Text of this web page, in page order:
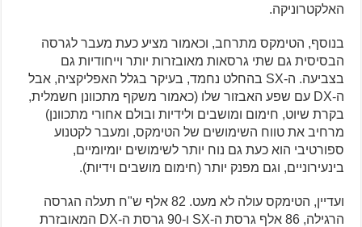
האלקטרוניקה.
בנוסף, הטימקס מתרחב, וכאמור מציע כעת מעבר לגרסה
הבסיסית גם שתי גרסאות מאובזרות יותר וייחודיות גם
בצביעה. ה-SX בהחלט נחמד, בעיקר בגלל האפליקציה, אבל
ה-DX עם שפע האבזור שלו (כאמור משקף מתכוונן חשמלית,
בקרת שיוט, חימום ומושבים ולידיות ובולם אחורי מתכוונן)
מרחיב את טווח השימושים של הטימקס, ומעבר לקטנוע
ספורטיבי הוא כעת גם נוח יותר לשימושים יומיומיים,
בינעירוניים, וגם מפנק יותר (חימום מושבים וידיות).
ועדיין, הטימקס עולה לא מעט. 82 אלף ש"ח תעלה הגרסה
הרגילה, 86 אלף גרסת ה-SX ו-90 גרסת ה-DX המאובזרת